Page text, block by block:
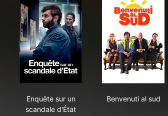
Enquête sur un
scandale d'État
Benvenuti al sud